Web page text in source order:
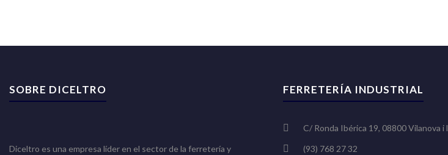
SOBRE DICELTRO
Diceltro es una empresa líder en el sector de la ferretería y
FERRETERÍA INDUSTRIAL
C/ Ronda Ibérica 19, 08800 Vilanova i
(93) 768 27 32